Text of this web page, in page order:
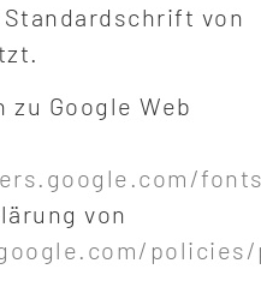
von
Google Web
von